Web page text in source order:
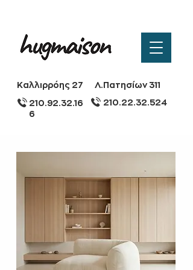
Καλλιρρόης 27
Λ.Πατησίων 311
210.92.32.16
6
210.22.32.524